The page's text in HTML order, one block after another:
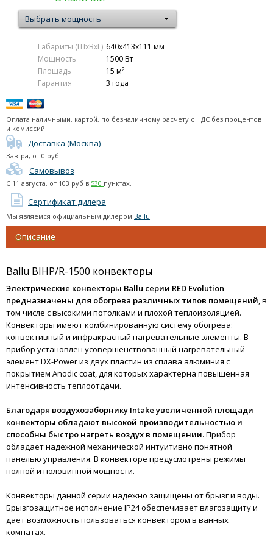
серия Camino Evolution механический термостат
серия Evolution Transformer
Электрические конвекторы Roda
Керамические обогреватели
Тепловые пушки
Тепловые завесы (электрические)
Тепловые завесы (водяные)
Подарочные сертификаты
Термогигрометры
Выбрать мощность
Габариты (ШxВxГ) 640x413x111 мм
Мощность
1500 Вт
Площадь
15 м2
Гарантия 3 года
Оплата наличными, картой, по безналичному расчету с НДС без процентов
и комиссий.
Доставка (Москва)
Завтра, от0 руб.
Самовывоз
С 11 августа, от 103 руб в 530 пунктах.
Сертификат дилера
Мы являемся официальным дилером Ballu.
Описание
Ballu BIHP/R-1500 конвекторы
Электрические конвекторы Ballu серии RED Evolution
предназначены для обогрева различных типов помещений, в
том числе с высокими потолками и плохой теплоизоляцией.
Конвекторы имеют комбинированную систему обогрева:
конвективный и инфракрасный нагревательные элементы. В
прибор установлен усовершенствованный нагревательный
элемент DX-Power из двух пластин из сплава алюминия с
покрытием Anodic coat, для которых характерна повышенная
интенсивность теплоотдачи.
Благодаря воздухозаборнику Intake увеличенной площади
конвекторы обладают высокой производительностью и
способны быстро нагреть воздух в помещении.Прибор
обладает надежной механической интуитивно понятной
панелью управления. В конвекторе предусмотрены режимы
полной и половинной мощности.
Конвекторы данной серии надежно защищены от брызг и воды.
Брызгозащитное исполнение IP24 обеспечивает влагозащиту и
дает возможность пользоваться конвектором в ванных
комнатах.